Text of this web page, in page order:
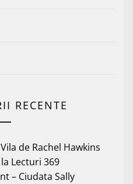
RECENTE
de Rachel Hawkins
la Lecturi 369
– Ciudata Sally